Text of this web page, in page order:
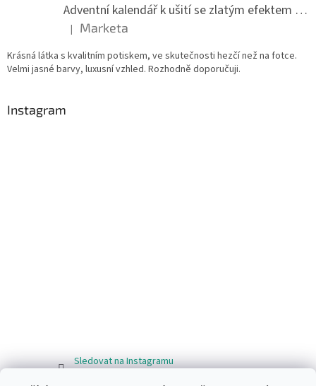
Adventní kalendář k ušití se zlatým efektem 042Q
Hodnocení produktu je 5 z 5 hvězdiček.
| Marketa
Krásná látka s kvalitním potiskem, ve skutečnosti hezčí než na fotce.
Velmi jasné barvy, luxusní vzhled. Rozhodně doporučuji.
Instagram
Sledovat na Instagramu